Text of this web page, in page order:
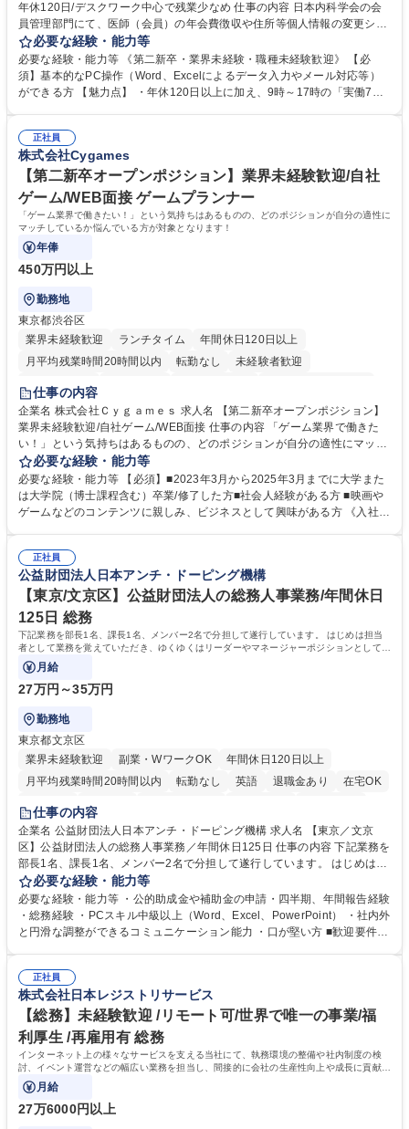
年休120日/デスクワーク中心で残業少なめ 仕事の内容 日本内科学会の会
員管理部門にて、医師（会員）の年会費徴収や住所等個人情報の変更シス
テム入力、電話・FAX対応をお任せします。将来的には、各種委員会の運
営事務局業務などにも幅広く携わっていただきます。 【会員管理・データ
入力業務】 ・医師（会員）の住所変更、個人情報のシステム登録・更新
・年会費の徴収管理や入金データの照合確認 【問い合わせ対応】 ・会員
年休120日/デスクワーク中心で残業少なめ
必要な経験・能力等
必要な経験・能力等 《第二新卒・業界未経験・職種未経験歓迎》 【必
須】基本的なPC操作（Word、Excelによるデータ入力やメール対応等）
ができる方 【魅力点】 ・年休120日以上に加え、9時～17時の「実働7時
整、資料作成、当日の運営サポート 学歴・資格 学歴：大学院 大学 語学
力： 資格：
正社員
株式会社Cygames
【第二新卒オープンポジション】業界未経験歓迎/自社
ゲーム/WEB面接 ゲームプランナー
「ゲーム業界で働きたい！」という気持ちはあるものの、どのポジションが自分の適性に
マッチしているか悩んでいる方が対象となります！
年俸
450万円以上
勤務地
東京都渋谷区
業界未経験歓迎
ランチタイム
年間休日120日以上
月平均残業時間20時間以内
転勤なし
未経験者歓迎
住宅手当あり
交通費支給
土日祝休み 服装自由 昼食補助あり
第二新卒歓迎
食事補助あり
仕事の内容
企業名 株式会社Ｃｙｇａｍｅｓ 求人名 【第二新卒オープンポジション】
業界未経験歓迎/自社ゲーム/WEB面接 仕事の内容 「ゲーム業界で働きた
い！」という気持ちはあるものの、どのポジションが自分の適性にマッチ
しているか悩んでいる方が対象となります！ 総合職（プランナー/データ
アナリストなど）、技術職（開発エンジニ ア/インフラエンジニアな
ど）、デザイン職（デザイナー/イラストレ ーターなど）等から、面接で
ご希望と適正にマッチしたポジションをご案内いたします。ゲームやエン
のご応募をお待ちしております。 募集職種 【第二新卒オープンポジショ
ン】業界未経験歓迎/自社ゲーム/WEB面接
必要な経験・能力等
必要な経験・能力等 【必須】■2023年3月から2025年3月までに大学また
は大学院（博士課程含む）卒業/修了した方■社会人経験がある方 ■映画や
ゲームなどのコンテンツに親しみ、ビジネスとして興味がある方 《入社実
正社員
公益財団法人日本アンチ・ドーピング機構
【東京/文京区】公益財団法人の総務人事業務/年間休日
125日 総務
下記業務を部長1名、課長1名、メンバー2名で分担して遂行しています。 はじめは担当
者として業務を覚えていただき、ゆくゆくはリーダーやマネージャーポジションとして活
躍いただくことを期待しています。
月給
27万円～35万円
勤務地
東京都文京区
業界未経験歓迎
副業・WワークOK
年間休日120日以上
月平均残業時間20時間以内
転勤なし 英語 退職金あり
在宅OK
賞与あり
育休あり
食事補助あり
仕事の内容
企業名 公益財団法人日本アンチ・ドーピング機構 求人名 【東京／文京
区】公益財団法人の総務人事業務／年間休日125日 仕事の内容 下記業務を
部長1名、課長1名、メンバー2名で分担して遂行しています。 はじめは担
当者として業務を覚えていただき、ゆくゆくはリーダーやマネージャーポ
ジションとして活躍いただくことを期待しています。 【総務・人事グルー
プの業務内容】 ・人事制度関連 ・採用活動 ・教育研修の企画、実行 ・勤
怠管理 ・官公庁への各種提出 ・法定の会議運営（評議員会、理事会） ・
管理 ・福利厚生関連 ・職員からの問合せ、相談対応 ・その他日常の総務
業務全般 募集職種 【東京／文京区】公益財団法人の総務人事業務／年間
休日125日
必要な経験・能力等
必要な経験・能力等 ・公的助成金や補助金の申請・四半期、年間報告経験
・総務経験 ・PCスキル中級以上（Word、Excel、PowerPoint） ・社内外
と円滑な調整ができるコミュニケーション能力 ・口が堅い方 ■歓迎要件
正社員
株式会社日本レジストリサービス
【総務】未経験歓迎 /リモート可/世界で唯一の事業/福
利厚生 /再雇用有 総務
インターネット上の様々なサービスを支える当社にて、執務環境の整備や社内制度の検
討、イベント運営などの幅広い業務を担当し、間接的に会社の生産性向上や成長に貢献し
ている部署です。
月給
27万6000円以上